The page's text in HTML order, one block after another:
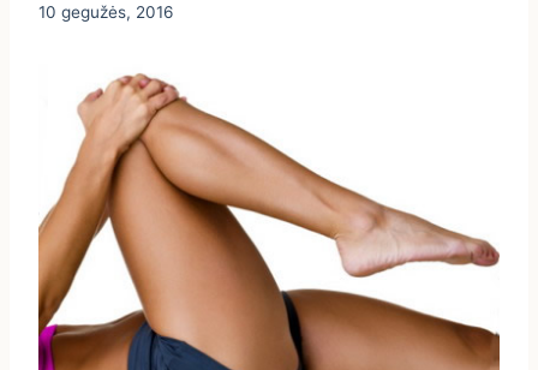
10 gegužės, 2016